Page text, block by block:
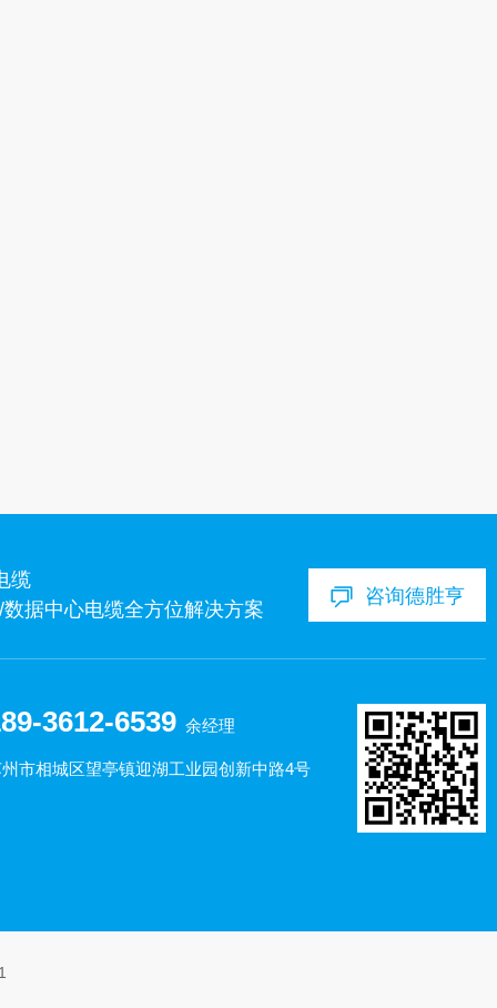
缆
据中心电缆全方位解决方案
咨询德胜亨
3612-6539余经理
市相城区望亭镇迎湖工业园创新中路4号